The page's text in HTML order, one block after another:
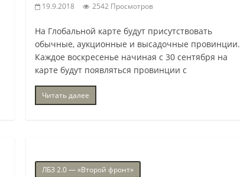
19.9.2018 2542 Просмотров
На Глобальной карте будут присутствовать
обычные, аукционные и высадочные провинции.
Каждое воскресенье начиная с 30 сентября на
карте будут появляться провинции с
Читать далее
ЛБЗ 2.0 — «Второй фронт»